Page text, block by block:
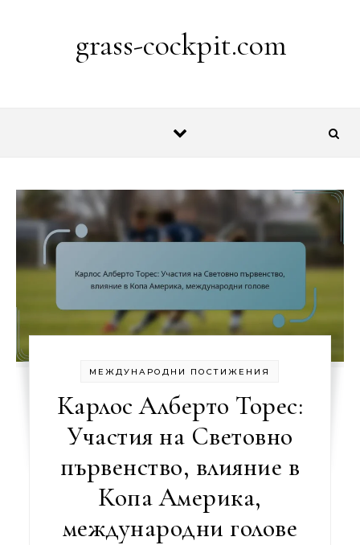
grass-cockpit.com
МЕЖДУНАРОДНИ ПОСТИЖЕНИЯ
Карлос Алберто Торес:
Участия на Световно
първенство, влияние в
Копа Америка,
международни голове